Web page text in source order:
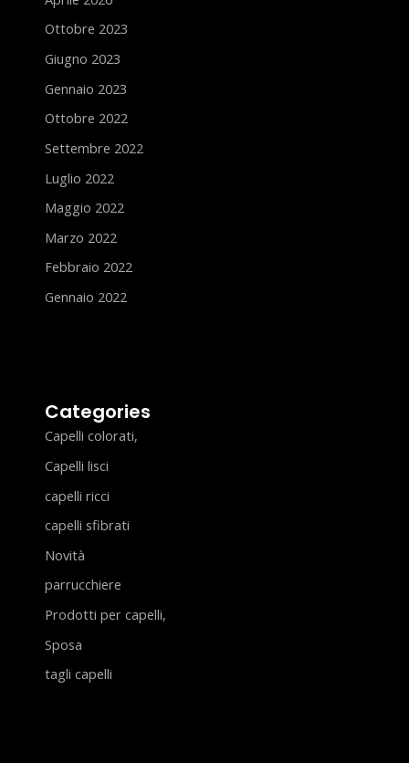
Ottobre 2023
Giugno 2023
Gennaio 2023
Ottobre 2022
Settembre 2022
Luglio 2022
Maggio 2022
Marzo 2022
Febbraio 2022
Gennaio 2022
Categories
Capelli colorati,
Capelli lisci
capelli ricci
capelli sfibrati
Novità
parrucchiere
Prodotti per capelli,
Sposa
tagli capelli